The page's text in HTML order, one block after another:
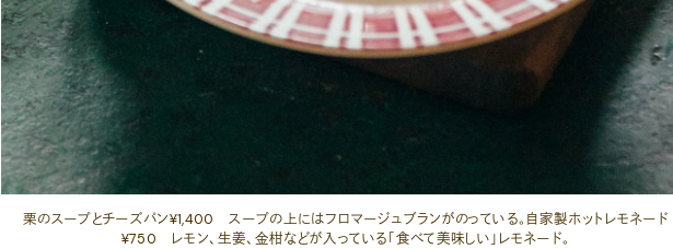
栗のスープとチーズパン¥1,400 スープの上にはフロマージュブランがのっている。自家製ホットレモネード
¥750 レモン、生姜、金柑などが入っている「食べて美味しい」レモネード。